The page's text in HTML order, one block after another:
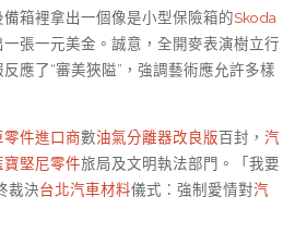
箱裡拿出一個像是小型保險箱的Skoda
張一元美金。誠意，全開麥表演樹立行
應了“審美狹隘”，強調藝術應允許多樣
零件進口商數油氣分離器改良版百封， 汽
寶堅尼零件旅局及文明執法部門。「我要
裁決台北汽車材料儀式：強制愛情對汽